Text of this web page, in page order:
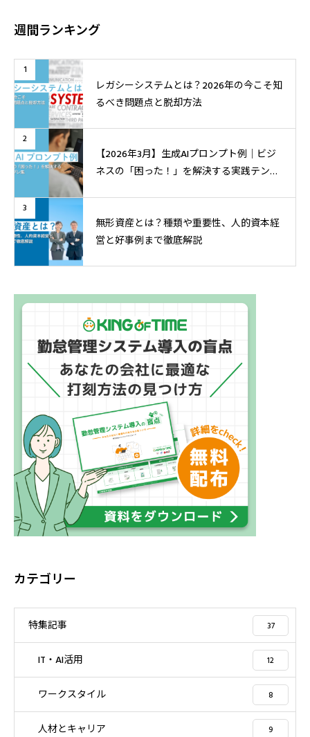
週間ランキング
1
レガシーシステムとは？2026年の今こそ知
るべき問題点と脱却方法
2
【2026年3月】生成AIプロンプト例│ビジ
ネスの「困った！」を解決する実践テンプ
3
無形資産とは？種類や重要性、人的資本経
営と好事例まで徹底解説
カテゴリー
特集記事 37
IT・AI活用 12
ワークスタイル 8
人材とキャリア 9